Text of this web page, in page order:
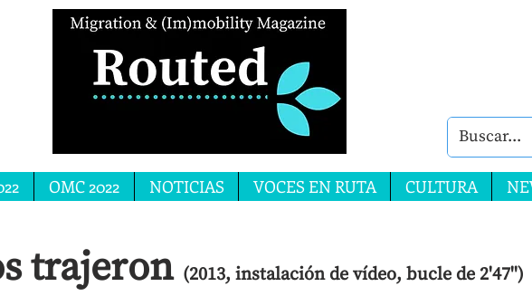
OMC 2022 NOTICIAS VOCES EN RUTA CULTURA
trajeron (2013, instalación de vídeo, bucle de 2'47'')